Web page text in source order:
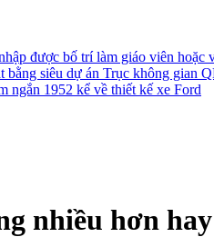
được bố trí làm giáo viên hoặc
bằng siêu dự án Trục không gian
ngắn 1952 kể về thiết kế xe Ford
nhiều hơn